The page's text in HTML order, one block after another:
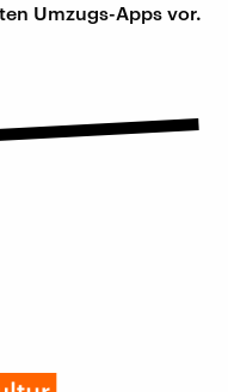
Umzugs-Apps vor.